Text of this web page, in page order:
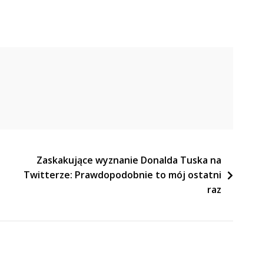
Zaskakujące wyznanie Donalda Tuska na
Twitterze: Prawdopodobnie to mój ostatni
raz